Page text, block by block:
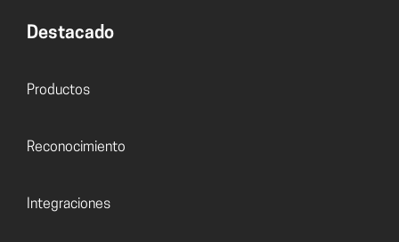
Destacado
Productos
Reconocimiento
Integraciones